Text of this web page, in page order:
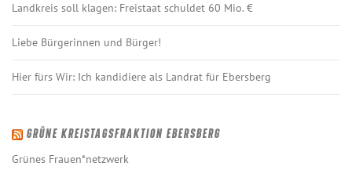
i
o
Landkreis soll klagen: Freistaat schuldet 60 Mio. €
Liebe Bürgerinnen und Bürger!
Hier fürs Wir: Ich kandidiere als Landrat für Ebersberg
GRÜNE KREISTAGSFRAKTION EBERSBERG
Grünes Frauen*netzwerk